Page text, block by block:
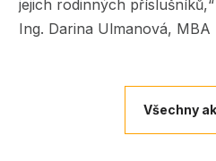
jejich rodinných
Ing. Darina Ulmanová,
Všechny